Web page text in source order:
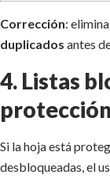
Corrección:
duplicados antes
4. Listas
Si la hoja está
desbloqueadas, el